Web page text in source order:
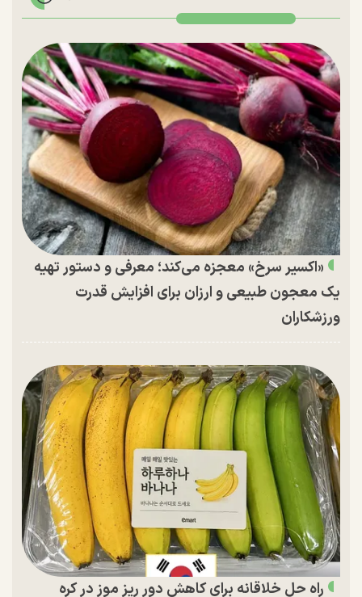
«اکسیر سرخ» معجزه می‌کند؛ معرفی و دستور تهیه
یک معجون طبیعی و ارزان برای افزایش قدرت
ورزشکاران
راه حل خلاقانه برای کاهش دور ریز موز در کره